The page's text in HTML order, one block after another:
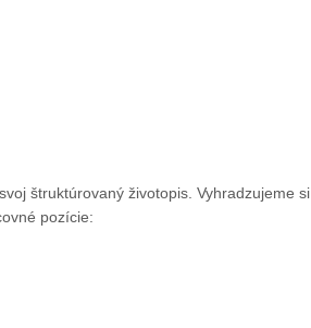
štruktúrovaný životopis. Vyhradzujeme si
pozície: